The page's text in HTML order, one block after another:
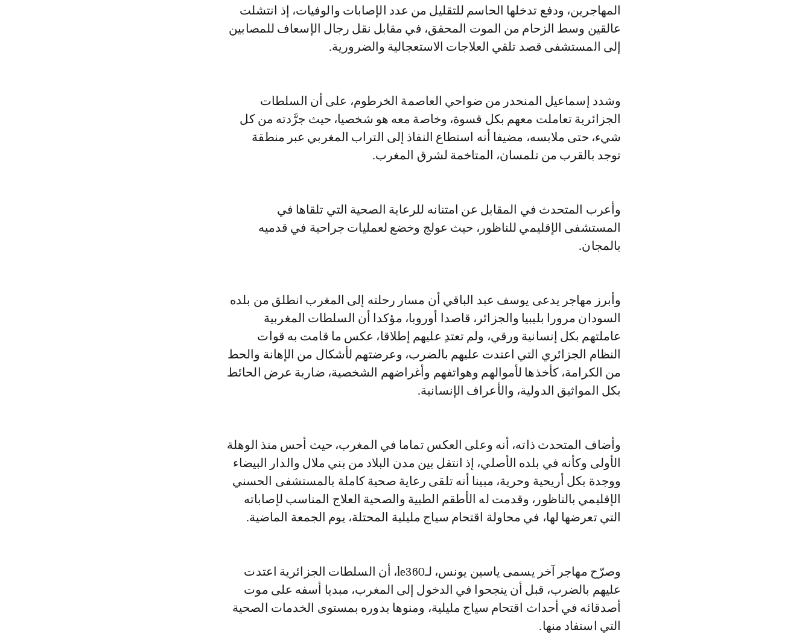
المهاجرين، ودفع تدخلها الحاسم للتقليل من عدد الإصابات والوفيات، إذ انتشلت
عالقين وسط الزحام من الموت المحقق، في مقابل نقل رجال الإسعاف للمصابين
إلى المستشفى قصد تلقي العلاجات الاستعجالية والضرورية.
وشدد إسماعيل المنحدر من ضواحي العاصمة الخرطوم، على أن السلطات
الجزائرية تعاملت معهم بكل قسوة، وخاصة معه هو شخصيا، حيث جرَّدته من كل
شيء، حتى ملابسه، مضيفا أنه استطاع النفاذ إلى التراب المغربي عبر منطقة
توجد بالقرب من تلمسان، المتاخمة لشرق المغرب.
وأعرب المتحدث في المقابل عن امتنانه للرعاية الصحية التي تلقاها في
المستشفى الإقليمي للناظور، حيث عولج وخضع لعمليات جراحية في قدميه
بالمجان.
وأبرز مهاجر يدعى يوسف عبد الباقي أن مسار رحلته إلى المغرب انطلق من بلده
السودان مرورا بليبيا والجزائر، قاصدا أوروبا، مؤكدا أن السلطات المغربية
عاملتهم بكل إنسانية ورقي، ولم تعتدِ عليهم إطلاقا، عكس ما قامت به قوات
النظام الجزائري التي اعتدت عليهم بالضرب، وعرضتهم لأشكال من الإهانة والحط
من الكرامة، كأخذها لأموالهم وهواتفهم وأغراضهم الشخصية، ضاربة عرض الحائط
بكل المواثيق الدولية، والأعراف الإنسانية.
وأضاف المتحدث ذاته، أنه وعلى العكس تماما في المغرب، حيث أحس منذ الوهلة
الأولى وكأنه في بلده الأصلي، إذ انتقل بين مدن البلاد من بني ملال والدار البيضاء
ووجدة بكل أريحية وحرية، مبينا أنه تلقى رعاية صحية كاملة بالمستشفى الحسني
الإقليمي بالناظور، وقدمت له الأطقم الطبية والصحية العلاج المناسب لإصاباته
التي تعرضها لها، في محاولة اقتحام سياج مليلية المحتلة، يوم الجمعة الماضية.
وصرّح مهاجر آخر يسمى ياسين يونس، لـle360، أن السلطات الجزائرية اعتدت
عليهم بالضرب، قبل أن ينجحوا في الدخول إلى المغرب، مبديا أسفه على موت
أصدقائه في أحداث اقتحام سياج مليلية، ومنوها بدوره بمستوى الخدمات الصحية
التي استفاد منها.